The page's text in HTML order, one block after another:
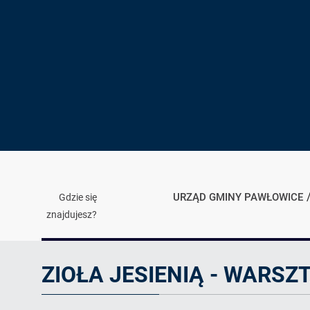
Gdzie się
znajdujesz?
URZĄD GMINY PAWŁOWICE
ZIOŁA JESIENIĄ -